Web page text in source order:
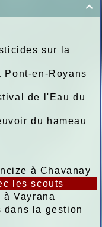

sur la
Pont-en-Royans
de l'Eau du
du hameau
à Chavanay
les scouts
Vayrana
dans la gestion